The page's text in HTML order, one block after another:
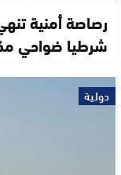
رصاصة أمنية
شرطيا ضواحي
دولية